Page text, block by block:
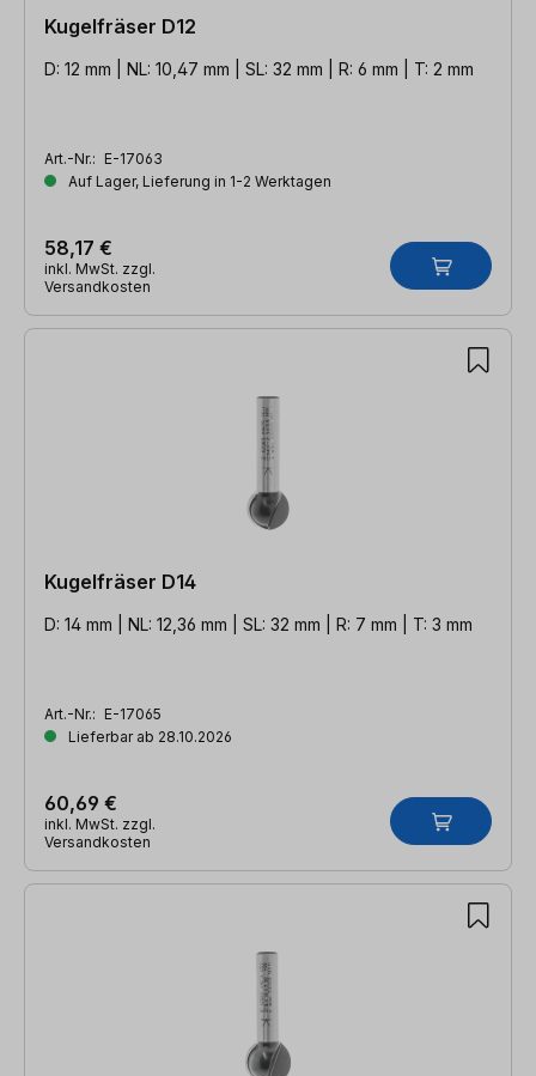
Kugelfräser D12
D: 12 mm | NL: 10,47 mm | SL: 32 mm | R: 6 mm | T: 2 mm
Art.-Nr.: E-17063
Auf Lager, Lieferung in 1-2 Werktagen
58,17 €
inkl. MwSt. zzgl.
Versandkosten
Kugelfräser D14
D: 14 mm | NL: 12,36 mm | SL: 32 mm | R: 7 mm | T: 3 mm
Art.-Nr.: E-17065
Lieferbar ab 28.10.2026
60,69 €
inkl. MwSt. zzgl.
Versandkosten